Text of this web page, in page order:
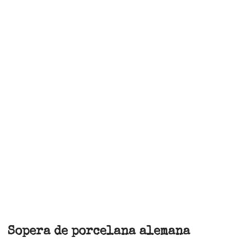
Sopera de porcelana alemana